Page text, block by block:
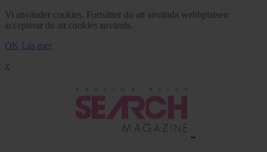
Vi använder cookies. Fortsätter du att använda webbplatsen
accepterar du att cookies används.
OK Läs mer
x